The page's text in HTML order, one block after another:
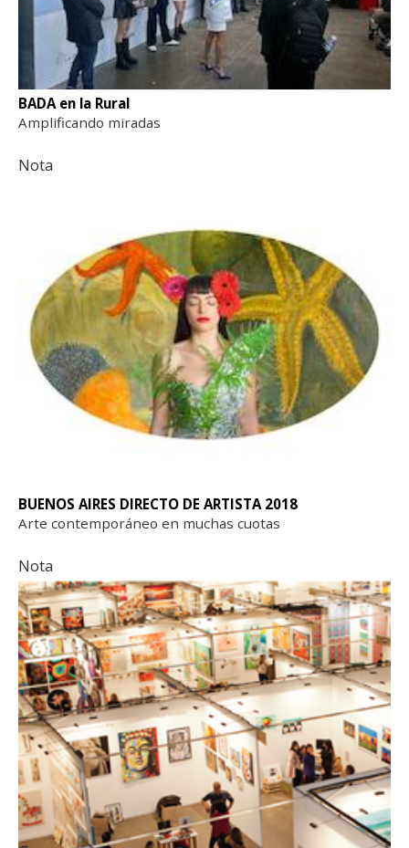
BADA en la Rural
Amplificando miradas
Nota
BUENOS AIRES DIRECTO DE ARTISTA 2018
Arte contemporáneo en muchas cuotas
Nota